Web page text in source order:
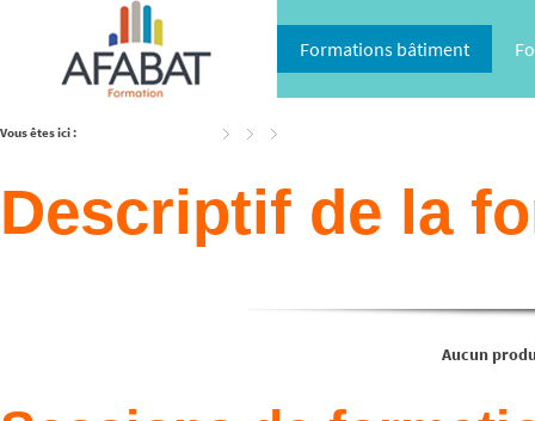
Formations bâtiment
Vous êtes ici :
Descriptif de la
Aucun